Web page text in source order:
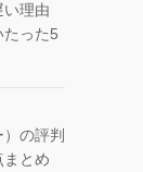
い理由
たった5
）の評判
まとめ